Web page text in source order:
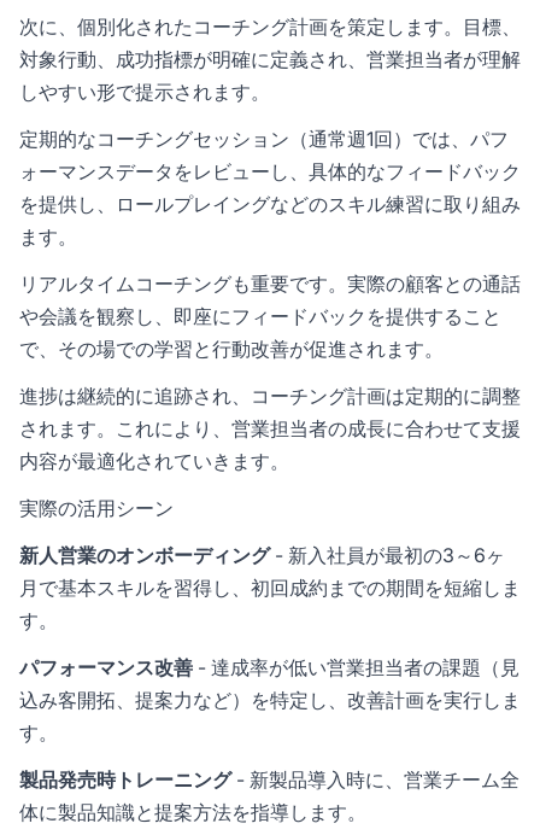
次に、個別化されたコーチング計画を策定します。目標、
対象行動、成功指標が明確に定義され、営業担当者が理解
しやすい形で提示されます。
定期的なコーチングセッション（通常週1回）では、パフ
ォーマンスデータをレビューし、具体的なフィードバック
を提供し、ロールプレイングなどのスキル練習に取り組み
ます。
リアルタイムコーチングも重要です。実際の顧客との通話
や会議を観察し、即座にフィードバックを提供すること
で、その場での学習と行動改善が促進されます。
進捗は継続的に追跡され、コーチング計画は定期的に調整
されます。これにより、営業担当者の成長に合わせて支援
内容が最適化されていきます。
実際の活用シーン
新人営業のオンボーディング- 新入社員が最初の3～6ヶ
月で基本スキルを習得し、初回成約までの期間を短縮しま
す。
パフォーマンス改善 - 達成率が低い営業担当者の課題（見
込み客開拓、提案力など）を特定し、改善計画を実行しま
す。
製品発売時トレーニング- 新製品導入時に、営業チーム全
体に製品知識と提案方法を指導します。